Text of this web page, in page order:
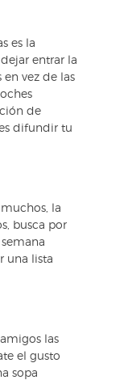
es la
entrar la
vez de las
de
difundir tu
la
busca por
una lista
las
el gusto
sopa